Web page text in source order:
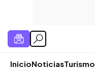
InicioNoticiasTurismo